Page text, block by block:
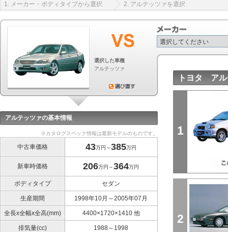
1. メーカー・ボディタイプから選択 2. アルテッツァを選択
選択した車種
アルテッツァ
アルテッツァの基本情報
※カタログスペック情報は最新モデルのものです。
中古車価格 43万円～385万円
新車時価格 206万円～364万円
ボディタイプ セダン
生産期間 1998年10月～2005年07月
全長x全幅x全高(mm) 4400×1720×1410 他
排気量(cc) 1988～1998
トヨタ アル
1
2